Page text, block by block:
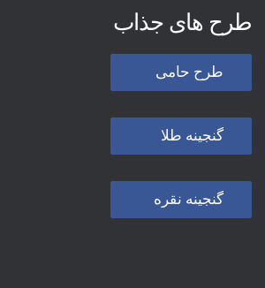
طرح های جذاب
طرح حامی
گنجینه طلا
گنجینه نقره